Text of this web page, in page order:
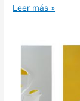
Leer más »